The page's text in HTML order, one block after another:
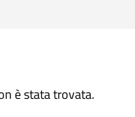
è stata trovata.